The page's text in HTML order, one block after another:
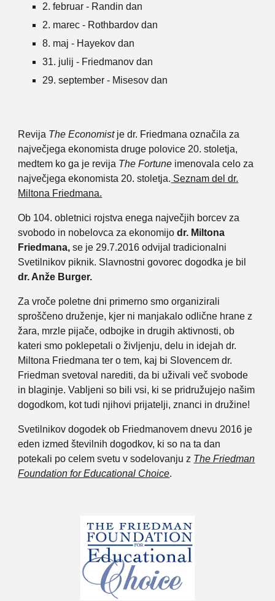
2. februar - Randin dan
2. marec - Rothbardov dan
8. maj - Hayekov dan
31. julij - Friedmanov dan
29. september - Misesov dan
Revija The Economistje dr. Friedmana označila za
največjega ekonomista druge polovice 20. stoletja,
medtem ko ga je revija The Fortune imenovala celo za
največjega ekonomista 20. stoletja. Seznam del dr.
Miltona Friedmana.
Ob 104. obletnici rojstva enega največjih borcev za
svobodo in nobelovca za ekonomijodr. Miltona
Friedmana, se je 29.7.2016 odvijal tradicionalni
Svetilnikov piknik. Slavnostni govorec dogodka je bil
dr. Anže Burger.
Za vroče poletne dni primerno smo organizirali
sproščeno druženje, kjer ni manjakalo odlične hrane z
žara, mrzle pijače, odbojke in drugih aktivnosti, ob
kateri smo poklepetali o življenju, delu in idejah dr.
Miltona Friedmana ter o tem, kaj bi Slovencem dr.
Friedman svetoval narediti, da bi uživali več svobode
in blaginje. Vabljeni so bili vsi, ki se pridružujejo našim
dogodkom, kot tudi njihovi prijatelji, znanci in družine!
Svetilnikov dogodek ob Friedmanovem dnevu 2016 je
eden izmed številnih dogodkov, ki so na ta dan
potekali po celem svetu v sodelovanju z The Friedman
Foundation for Educational Choice.